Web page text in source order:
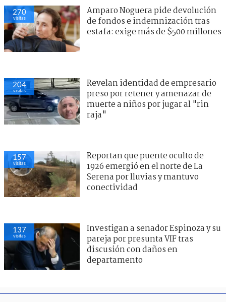
270
visitas
Amparo Noguera pide devolución
de fondos e indemnización tras
estafa: exige más de $500 millones
204
visitas
Revelan identidad de empresario
preso por retener y amenazar de
muerte a niños por jugar al "rin
raja"
157
visitas
Reportan que puente oculto de
1926 emergió en el norte de La
Serena por lluvias y mantuvo
conectividad
137
visitas
Investigan a senador Espinoza y su
pareja por presunta VIF tras
discusión con daños en
departamento